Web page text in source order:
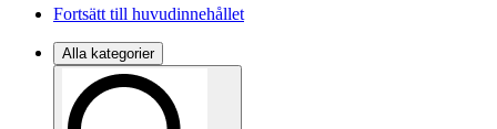
Fortsätt till huvudinnehållet
Alla kategorier